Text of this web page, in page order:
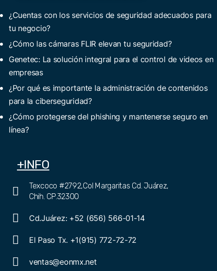
¿Cuentas con los servicios de seguridad adecuados para
tu negocio?
¿Cómo las cámaras FLIR elevan tu seguridad?
Genetec: La solución integral para el control de videos en
empresas
¿Por qué es importante la administración de contenidos
para la ciberseguridad?
¿Cómo protegerse del phishing y mantenerse seguro en
línea?
+INFO
Texcoco #2792,Col Margaritas Cd. Juárez,
Chih. CP.32300
Cd.Juárez: +52 (656) 566-01-14
El Paso Tx. +1(915) 772-72-72
ventas@eonmx.net